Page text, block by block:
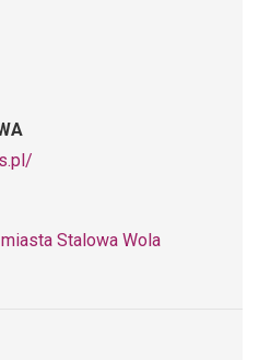
Stalowa Wola